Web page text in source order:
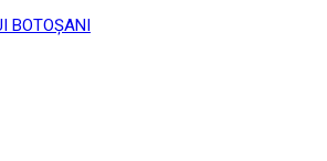
BOTOȘANI